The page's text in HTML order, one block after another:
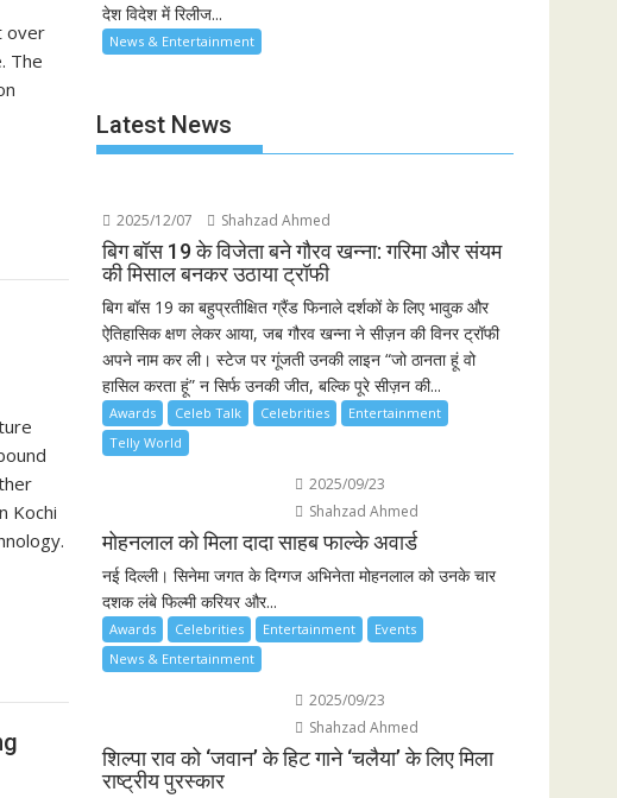
over
The
Kochi
देश विदेश में रिलीज...
News & Entertainment
Latest News
2025/12/07 Shahzad Ahmed
बिग बॉस 19 के विजेता बने गौरव खन्ना: गरिमा और संयम
की मिसाल बनकर उठाया ट्रॉफी
बिग बॉस 19 का बहुप्रतीक्षित ग्रैंड फिनाले दर्शकों के लिए भावुक और
ऐतिहासिक क्षण लेकर आया, जब गौरव खन्ना ने सीज़न की विनर ट्रॉफी
अपने नाम कर ली। स्टेज पर गूंजती उनकी लाइन “जो ठानता हूं वो
हासिल करता हूं” न सिर्फ उनकी जीत, बल्कि पूरे सीज़न की...
Awards Celeb Talk Celebrities
Entertainment
Telly World
2025/09/23
Shahzad Ahmed
मोहनलाल को मिला दादा साहब फाल्के अवार्ड
नई दिल्ली। सिनेमा जगत के दिग्गज अभिनेता मोहनलाल को उनके चार
दशक लंबे फिल्मी करियर और...
Awards Celebrities Entertainment
Events
News & Entertainment
2025/09/23
Shahzad Ahmed
शिल्पा राव को ‘जवान’ के हिट गाने ‘चलैया’ के लिए मिला
राष्ट्रीय पुरस्कार